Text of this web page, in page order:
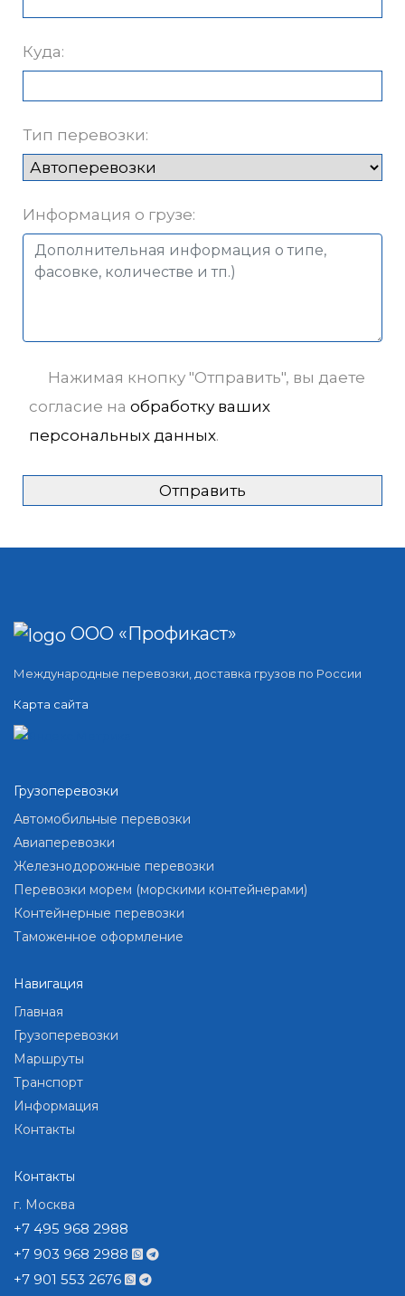
Куда:
Тип перевозки:
Информация о грузе:
Нажимая кнопку "Отправить", вы даете
согласие на обработку ваших
персональных данных.
ООО «Профикаст»
Международные перевозки, доставка грузов по России
Карта сайта
Грузоперевозки
Автомобильные перевозки
Авиаперевозки
Железнодорожные перевозки
Перевозки морем (морскими контейнерами)
Контейнерные перевозки
Таможенное оформление
Навигация
Главная
Грузоперевозки
Маршруты
Транспорт
Информация
Контакты
Контакты
г. Москва
+7 495 968 2988
+7 903 968 2988
+7 901 553 2676